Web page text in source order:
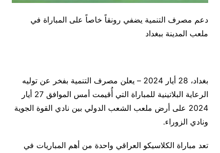
دعم مصرف التنمية يضفي رونقاً خاصاً على المباراة في
ملعب المدينة ببغداد
بغداد، 28 أيار 2024 – يعلن مصرف التنمية بفخر عن توليه
الرعاية البلاتينية للمباراة التي أُقيمت أمس الموافق 27 أيار
2024 على أرض ملعب الشعب الدولي بين نادي القوة الجوية
ونادي الزوراء.
تعد مباراة الكلاسيكو العراقي واحدة من أهم المباريات في